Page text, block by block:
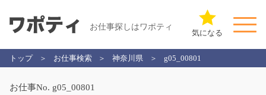
お仕事探しはワポティ
気になる
トップ お仕事検索 神奈川県 g05_00801
お仕事No. g05_00801